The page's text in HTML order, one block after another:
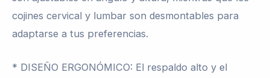
cojines cervical y lumbar son desmontables para
adaptarse a tus preferencias.
* DISEÑO ERGONÓMICO: El respaldo alto y el